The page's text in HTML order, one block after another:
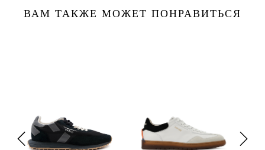
ВАМ ТАКЖЕ МОЖЕТ ПОНРАВИТЬСЯ